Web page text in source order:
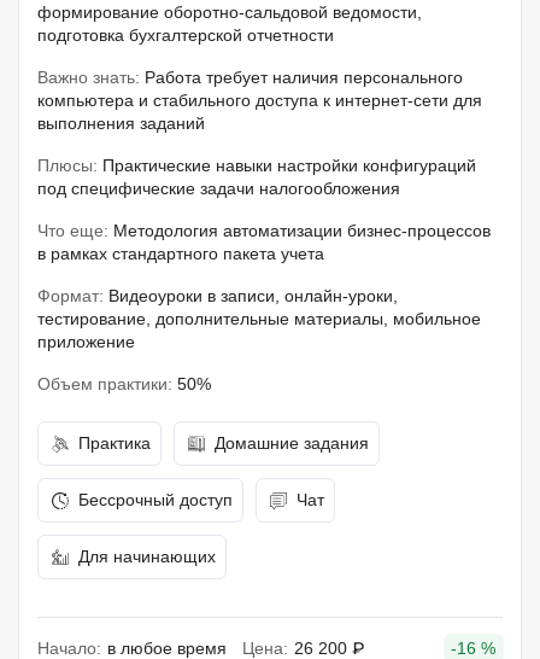
формирование оборотно-сальдовой ведомости,
подготовка бухгалтерской отчетности
Важно знать: Работа требует наличия персонального
компьютера и стабильного доступа к интернет-сети для
выполнения заданий
Плюсы: Практические навыки настройки конфигураций
под специфические задачи налогообложения
Что еще: Методология автоматизации бизнес-процессов
в рамках стандартного пакета учета
Формат: Видеоуроки в записи, онлайн-уроки,
тестирование, дополнительные материалы, мобильное
приложение
Объем практики: 50%
Практика Домашние задания
Бессрочный доступ Чат
Для начинающих
Начало: в любое время Цена: 26 200 ₽ -16 %